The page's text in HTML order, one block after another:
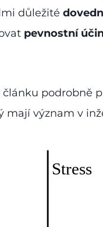
důležité
pevnostní
podrobně
význam v